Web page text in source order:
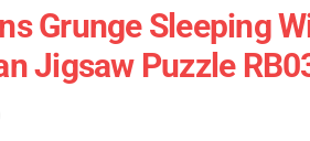
Grunge Sleeping
Jigsaw Puzzle